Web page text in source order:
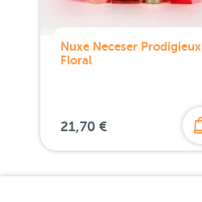
Nuxe Neceser Prodigieux
Floral
21,70 €